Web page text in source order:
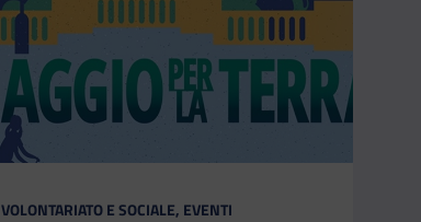
CATEGORIA:
VOLONTARIATO E SOCIALE, EVENTI